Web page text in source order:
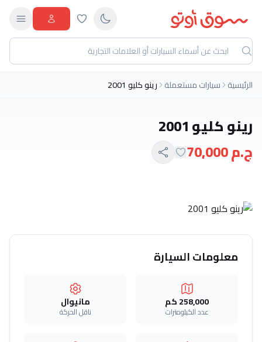
الرئيسية سيارات مستعملة رينو كليو 2001
رينو كليو 2001
ج.م 70,000
معلومات السيارة
258,000 كم
عدد الكيلومترات
مانيوال
ناقل الحركة